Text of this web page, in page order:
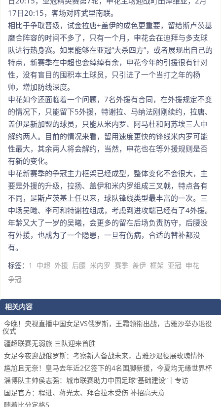
17日20:15，客场对阵武里南联。
相比于争取晋级，试金拉唐+盖伊的成色更重要，留给斯卢茨基
磨合阵容的时间不多了，只有一个月，申花会在迪拜与多支球
队进行热身赛。如果能够在亚冠“大杀四方”，或者展现出自己的
特点，新赛季在中超也会绰绰有余，申花今年的引援很有针对
性，没有盲目的囤积本土球员，只引进了一个当打之年的杨
帅，增加防线深度。
申花如今还面临着一个问题，7名外援有合同，在外援规定不变
的情况下，只能留下5外援，特谢拉、马纳法刚刚续约，拉唐、
盖伊是新加盟的球员，只能从米内罗、阿马杜和阿苏埃三人中
解约两人。目前的情况来看，留用速度更快的锋线米内罗可能
性最大，其余两人将会解约，当然，申花也在等外援规则是否
有新的变化。
申花新赛季的争冠主力框架已经成型，整体变化不会很大，主
要是外援的升级，拉扬、盖伊和米内罗组成三叉戟，特点各有
不同，是斯卢茨基上任以来，球队锋线类型最丰富的一次。三
中场吴曦、李可和特谢拉组成，考虑到进攻端已经有了4外援。
年龄又大了一岁的吴曦，会更多的留在后场负责防守，后腰没
有外援，也成为了一个隐患，一旦有伤病，合适的替补都没
有。
标签： 1 中超 外援 后腰 米内罗 赛季 盖伊 框架 亚冠 申花
争冠
相关内容
今晚！央视直播中国女足VS俄罗斯，王霜领衔出战，古雅沙举办退役
仪式
疆超联赛无弱旅 三队迎来首胜
女足今夜迎战俄罗斯：考察新人备战未来，古雅沙退役展玫瑰情怀
尴尬且无奈！皇马去年近2亿签下的4名国脚新援，今夏均无缘世界杯
淄博队主帅侯志强：城市联赛助力中国足球“基础建设”｜专访
国足官方：程进、蒋光太、拜合拉木受伤 补招高天意
随着比分定格5